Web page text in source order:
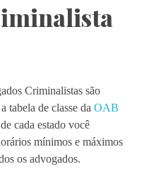
Criminalistas são
tabela de classe da OAB
cada estado você
mínimos e máximos
os advogados.